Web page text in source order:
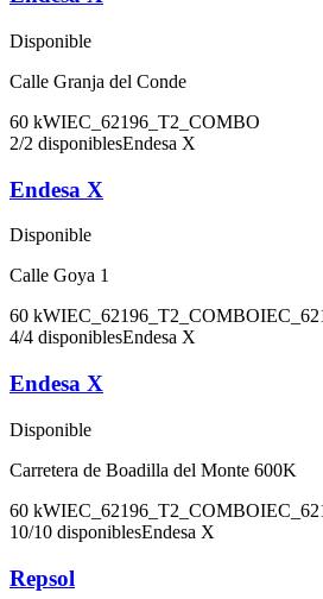
Disponible
Calle Granja del Conde
60 kWIEC_62196_T2_COMBO
2/2 disponiblesEndesa X
Endesa X
Disponible
Calle Goya 1
60 kWIEC_62196_T2_COMBO
4/4 disponiblesEndesa X
Endesa X
Disponible
Carretera de Boadilla del Monte 600K
60 kWIEC_62196_T2_COMBO
10/10 disponiblesEndesa X
Repsol